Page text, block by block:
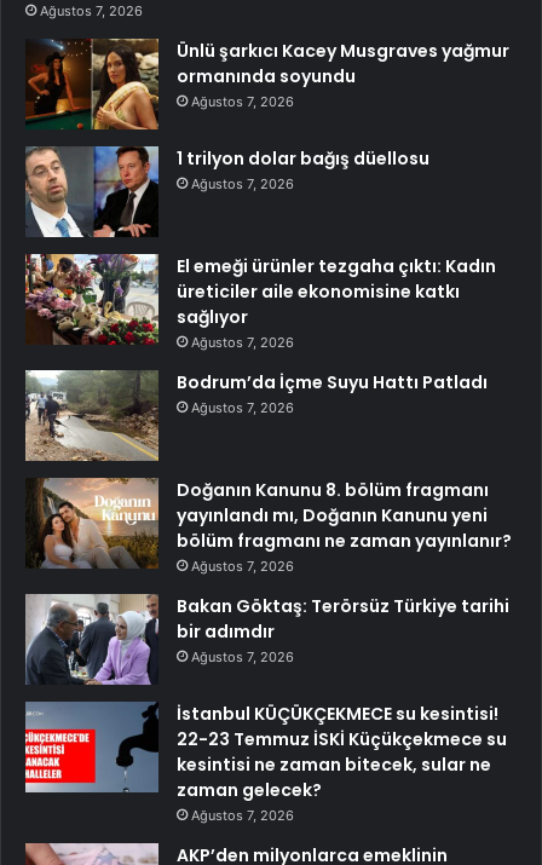
Ağustos 7, 2026
Ünlü şarkıcı Kacey Musgraves yağmur
ormanında soyundu
Ağustos 7, 2026
1 trilyon dolar bağış düellosu
Ağustos 7, 2026
El emeği ürünler tezgaha çıktı: Kadın
üreticiler aile ekonomisine katkı
sağlıyor
Ağustos 7, 2026
Bodrum’da İçme Suyu Hattı Patladı
Ağustos 7, 2026
Doğanın Kanunu 8. bölüm fragmanı
yayınlandı mı, Doğanın Kanunu yeni
bölüm fragmanı ne zaman yayınlanır?
Ağustos 7, 2026
Bakan Göktaş: Terörsüz Türkiye tarihi
bir adımdır
Ağustos 7, 2026
İstanbul KÜÇÜKÇEKMECE su kesintisi!
22-23 Temmuz İSKİ Küçükçekmece su
kesintisi ne zaman bitecek, sular ne
zaman gelecek?
Ağustos 7, 2026
AKP’den milyonlarca emeklinin